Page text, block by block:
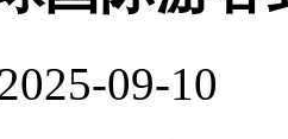
09-10